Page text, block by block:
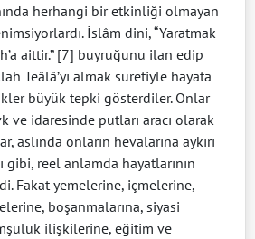
herhangi bir etkinliği olmayan
İslâm dini, “Yaratmak
aittir.” [7] buyruğunu ilan edip
Teâlâ’yı almak suretiyle hayata
büyük tepki gösterdiler. Onlar
ve idaresinde putları aracı olarak
aslında onların hevalarına aykırı
gibi, reel anlamda hayatlarının
Fakat yemelerine, içmelerine,
boşanmalarına, siyasi
ilişkilerine, eğitim ve